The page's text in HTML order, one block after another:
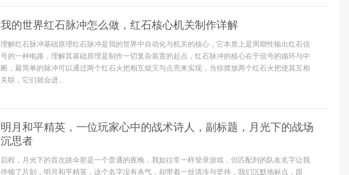
我的世界红石脉冲怎么做，红石核心机关制作详解
理解红石脉冲基础原理红石脉冲是我的世界中自动化与机关的核心，它本质上是周期性输出红石信
号的一种电路，理解其基础原理是制作一切复杂装置的起点，红石脉冲的核心在于信号的循环与中
断，最简单的脉冲可以通过两个红石火把相互熄灭与点亮来实现，当你摆放两个红石火把使其互相
关联，它们就会进...
明月和平精英，一位玩家心中的战术诗人，副标题，月光下的战场
沉思者
启程，月光下的首次跳伞那是一个普通的夜晚，我如往常一样登录游戏，但匹配到的队友名字让我
停顿了片刻，明月和平精英，这个名字没有杀气，却带着一丝清冷与坚持，我们沉默地标点，跟